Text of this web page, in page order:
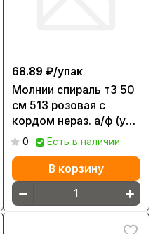
68.89 ₽/упак
Молнии спираль т3 50
см 513 розовая с
кордом нераз. а/ф (уп
≈10 шт)
0 Есть в наличии
В корзину